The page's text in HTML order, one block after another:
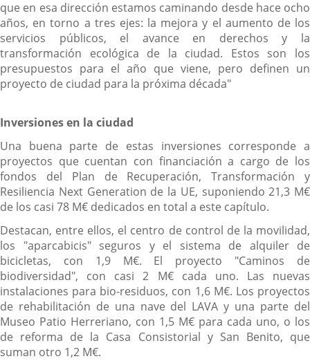
que en esa dirección estamos caminando desde hace ocho
años, en torno a tres ejes: la mejora y el aumento de los
servicios públicos, el avance en derechos y la
transformación ecológica de la ciudad. Estos son los
presupuestos para el año que viene, pero definen un
proyecto de ciudad para la próxima década"
Inversiones en la ciudad
Una buena parte de estas inversiones corresponde a
proyectos que cuentan con financiación a cargo de los
fondos del Plan de Recuperación, Transformación y
Resiliencia Next Generation de la UE, suponiendo 21,3 M€
de los casi 78 M€ dedicados en total a este capítulo.
Destacan, entre ellos, el centro de control de la movilidad,
los "aparcabicis" seguros y el sistema de alquiler de
bicicletas, con 1,9 M€. El proyecto "Caminos de
biodiversidad", con casi 2 M€ cada uno. Las nuevas
instalaciones para bio-residuos, con 1,6 M€. Los proyectos
de rehabilitación de una nave del LAVA y una parte del
Museo Patio Herreriano, con 1,5 M€ para cada uno, o los
de reforma de la Casa Consistorial y San Benito, que
suman otro 1,2 M€.